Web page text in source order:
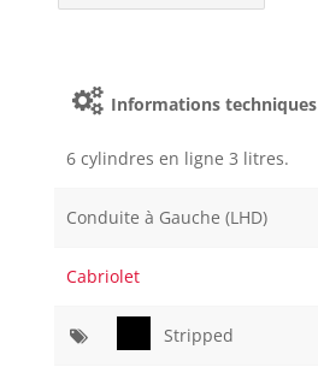
Informations techniques
6 cylindres en ligne 3 litres.
Conduite à Gauche (LHD)
Cabriolet
Stripped